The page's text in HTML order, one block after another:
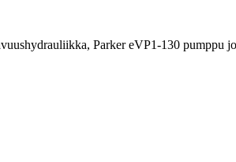
Parker eVP1-130 pumppu